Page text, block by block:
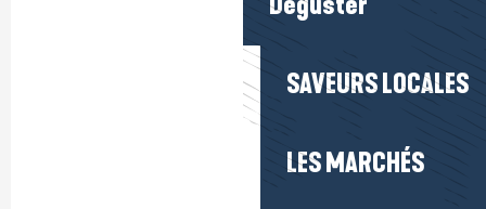
SAVEURS LOCALES
LES MARCHÉS